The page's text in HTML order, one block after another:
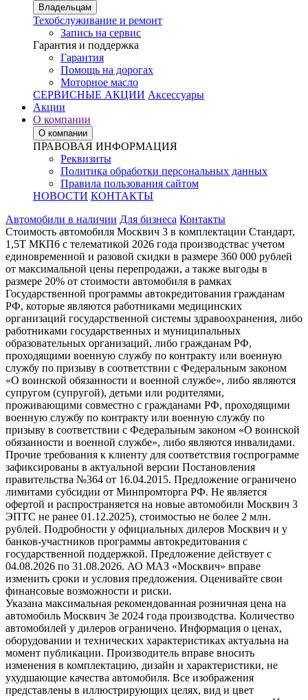
Владельцам
Техобслуживание и ремонт
Запись на сервис
Гарантия и поддержка
Гарантия
Помощь на дорогах
Моторное масло
СЕРВИСНЫЕ АКЦИИ Аксессуары
Акции
О компании
О компании
ПРАВОВАЯ ИНФОРМАЦИЯ
Реквизиты
Политика обработки персональных данных
Правила пользования сайтом
НОВОСТИ КОНТАКТЫ
Автомобили в наличии Для бизнеса Контакты
Стоимость автомобиля Москвич 3 в комплектации Стандарт,
1,5Т МКП6 с телематикой 2026 года производствас учетом
единовременной и разовой скидки в размере 360 000 рублей
от максимальной цены перепродажи, а также выгоды в
размере 20% от стоимости автомобиля в рамках
Государственной программы автокредитования гражданам
РФ, которые являются работниками медицинских
организаций государственной системы здравоохранения, либо
работниками государственных и муниципальных
образовательных организаций, либо гражданам РФ,
проходящими военную службу по контракту или военную
службу по призыву в соответствии с Федеральным законом
«О воинской обязанности и военной службе», либо являются
супругом (супругой), детьми или родителями,
проживающими совместно с гражданами РФ, проходящими
военную службу по контракту или военную службу по
призыву в соответствии с Федеральным законом «О воинской
обязанности и военной службе», либо являются инвалидами.
Прочие требования к клиенту для соответствия госпрограмме
зафиксированы в актуальной версии Постановления
правительства №364 от 16.04.2015. Предложение ограничено
лимитами субсидии от Минпромторга РФ. Не является
офертой и распространяется на новые автомобили Москвич 3
ЭПТС не ранее 01.12.2025), стоимостью не более 2 млн.
рублей. Подробности у официальных дилеров Москвич и у
банков-участников программы автокредитования с
государственной поддержкой. Предложение действует с
04.08.2026 по 31.08.2026. АО МАЗ «Москвич» вправе
изменить сроки и условия предложения. Оценивайте свои
финансовые возможности и риски.
Указана максимальная рекомендованная розничная цена на
автомобиль Москвич 3e 2024 года производства. Количество
автомобилей у дилеров ограничено. Информация о ценах,
оборудовании и технических характеристиках актуальна на
момент публикации. Производитель вправе вносить
изменения в комплектацию, дизайн и характеристики, не
ухудшающие качества автомобиля. Все изображения
представлены в иллюстрирующих целях, вид и цвет